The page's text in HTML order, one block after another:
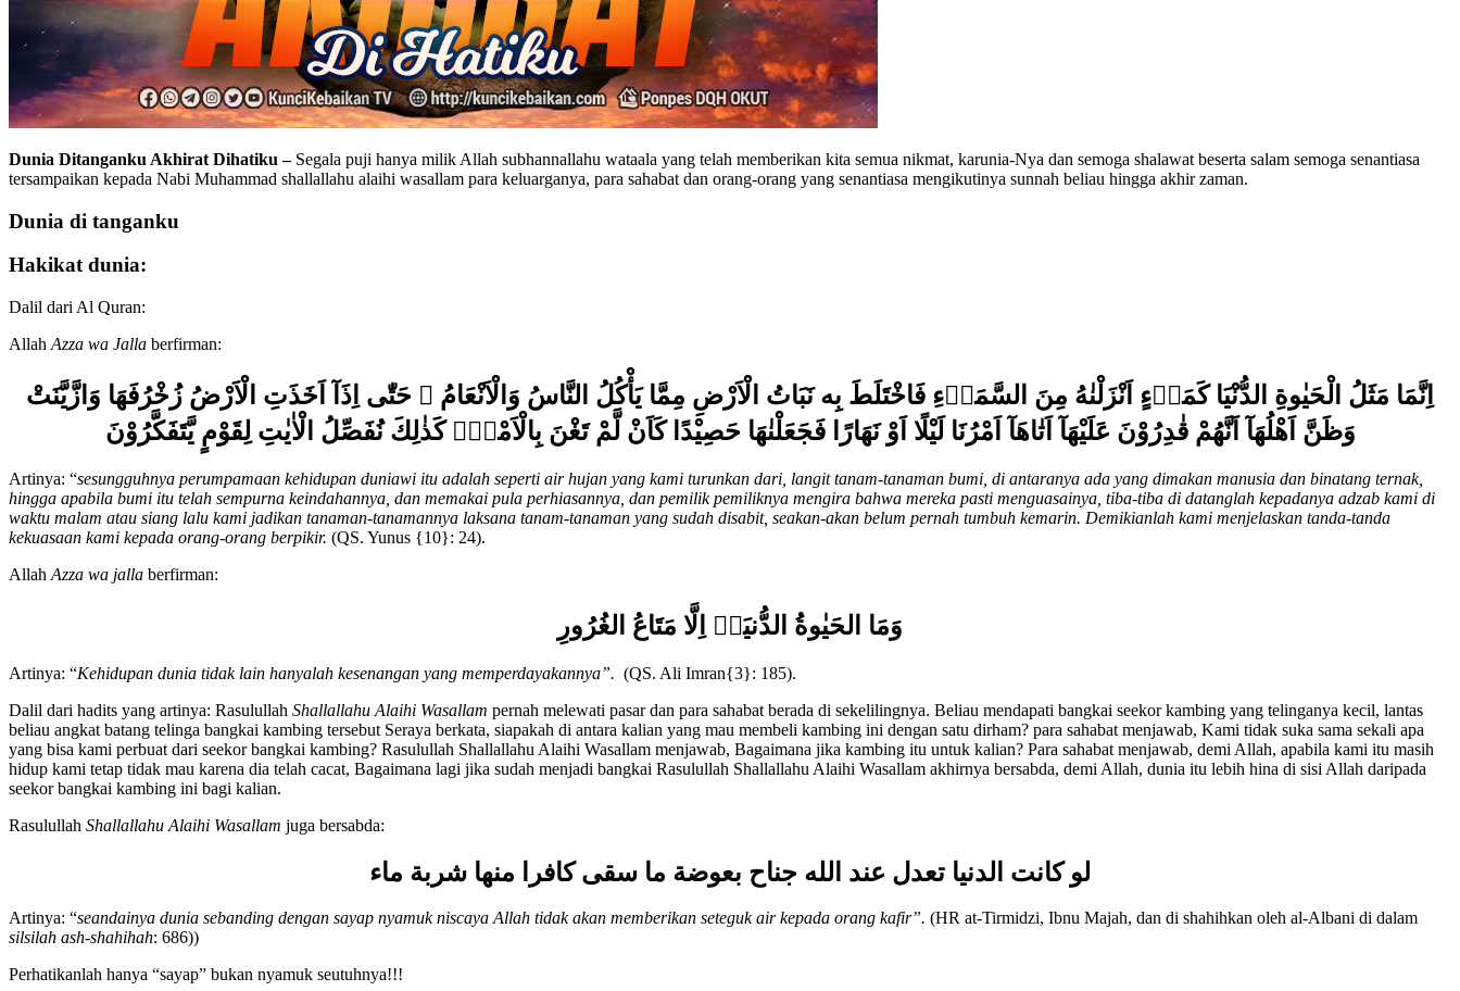
Dunia Ditanganku Akhirat Dihatiku – Segala puji hanya milik Allah subhannallahu wataala yang telah memberikan kita semua nikmat, karunia-Nya dan semoga shalawat beserta salam semoga senantiasa
tersampaikan kepada Nabi Muhammad shallallahu alaihi wasallam para keluarganya, para sahabat dan orang-orang yang senantiasa mengikutinya sunnah beliau hingga akhir zaman.
Dunia di tanganku
Hakikat dunia:
Dalil dari Al Quran:
Allah Azza wa Jalla berfirman:
اِنَّمَا مَثَلُ الْحَيٰوةِ الدُّنْيَا كَمَاۤءٍ اَنْزَلْنٰهُ مِنَ السَّمَاۤءِ فَاخْتَلَطَ بِه نَبَاتُ الْاَرْضِ مِمَّا يَأْكُلُ النَّاسُ وَالْاَنْعَامُ ۗ حَتّٰى اِذَآ اَخَذَتِ الْاَرْضُ زُخْرُفَهَا وَازَّيَّنَتْ
وَظَنَّ اَهْلُهَآ اَنَّهُمْ قٰدِرُوْنَ عَلَيْهَآ اَتٰاهَآ اَمْرُنَا لَيْلًا اَوْ نَهَارًا فَجَعَلْنٰهَا حَصِيْدًا كَاَنْ لَّمْ تَغْنَ بِالْاَمْسِۗ كَذٰلِكَ نُفَصِّلُ الْاٰيٰتِ لِقَوْمٍ يَّتَفَكَّرُوْنَ
Artinya: “sesungguhnya perumpamaan kehidupan duniawi itu adalah seperti air hujan yang kami turunkan dari, langit tanam-tanaman bumi, di antaranya ada yang dimakan manusia dan binatang ternak,
hingga apabila bumi itu telah sempurna keindahannya, dan memakai pula perhiasannya, dan pemilik pemiliknya mengira bahwa mereka pasti menguasainya, tiba-tiba di datanglah kepadanya adzab kami di
waktu malam atau siang lalu kami jadikan tanaman-tanamannya laksana tanam-tanaman yang sudah disabit, seakan-akan belum pernah tumbuh kemarin. Demikianlah kami menjelaskan tanda-tanda
kekuasaan kami kepada orang-orang berpikir. (QS. Yunus {10}: 24).
Allah Azza wa jalla berfirman:
وَمَا الحَيٰوةُ الدُّنيَاۤ اِلَّا مَتَاعُ الغُرُورِ‏
Artinya: “Kehidupan dunia tidak lain hanyalah kesenangan yang memperdayakannya”. (QS. Ali Imran{3}: 185).
Dalil dari hadits yang artinya: Rasulullah Shallallahu Alaihi Wasallam pernah melewati pasar dan para sahabat berada di sekelilingnya. Beliau mendapati bangkai seekor kambing yang telinganya kecil, lantas
beliau angkat batang telinga bangkai kambing tersebut Seraya berkata, siapakah di antara kalian yang mau membeli kambing ini dengan satu dirham? para sahabat menjawab, Kami tidak suka sama sekali apa
yang bisa kami perbuat dari seekor bangkai kambing? Rasulullah Shallallahu Alaihi Wasallam menjawab, Bagaimana jika kambing itu untuk kalian? Para sahabat menjawab, demi Allah, apabila kami itu masih
hidup kami tetap tidak mau karena dia telah cacat, Bagaimana lagi jika sudah menjadi bangkai Rasulullah Shallallahu Alaihi Wasallam akhirnya bersabda, demi Allah, dunia itu lebih hina di sisi Allah daripada
seekor bangkai kambing ini bagi kalian.
Rasulullah Shallallahu Alaihi Wasallam juga bersabda:
لو كانت الدنيا تعدل عند الله جناح بعوضة ما سقى كافرا منها شربة ماء
Artinya: “seandainya dunia sebanding dengan sayap nyamuk niscaya Allah tidak akan memberikan seteguk air kepada orang kafir”. (HR at-Tirmidzi, Ibnu Majah, dan di shahihkan oleh al-Albani di dalam
silsilah ash-shahihah: 686))
Perhatikanlah hanya “sayap” bukan nyamuk seutuhnya!!!